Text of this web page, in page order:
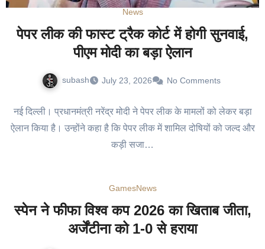
News
पेपर लीक की फास्ट ट्रैक कोर्ट में होगी सुनवाई,
पीएम मोदी का बड़ा ऐलान
subash July 23, 2026 No Comments
नई दिल्ली। प्रधानमंत्री नरेंद्र मोदी ने पेपर लीक के मामलों को लेकर बड़ा
ऐलान किया है। उन्होंने कहा है कि पेपर लीक में शामिल दोषियों को जल्द और
कड़ी सजा…
GamesNews
स्पेन ने फीफा विश्व कप 2026 का खिताब जीता,
अर्जेंटीना को 1-0 से हराया